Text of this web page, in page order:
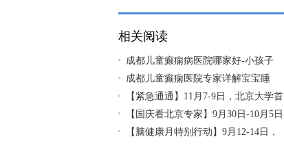
相关阅读
成都儿童癫痫病医院哪家好-小孩子
成都儿童癫痫医院专家详解宝宝睡
【紧急通通】11月7-9日，北京大学首
【国庆看北京专家】9月30日-10月5日
【脑健康月特别行动】9月12-14日，